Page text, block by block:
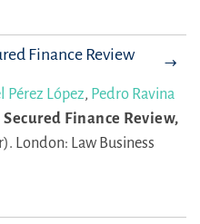
Finance Review
Pérez López, Pedro Ravina
Finance Review,
London: Law Business